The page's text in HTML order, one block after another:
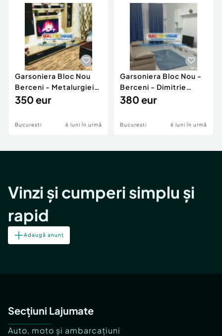
Garsoniera Bloc Nou
Berceni - Metalurgiei
Park - Postalionul
350 eur
Bucuresti 6 luni în urmă
Garsoniera Bloc Nou -
Berceni - Dimitrie
Leonida
380 eur
Bucuresti 6 luni în urmă
Vinzi și cumperi simplu și
rapid
Adaugă anunț
Secțiuni Lajumate
Auto, moto și ambarcațiuni